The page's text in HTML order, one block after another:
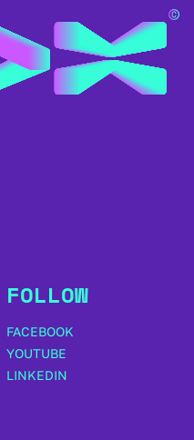
FOLLOW
FACEBOOK
YOUTUBE
LINKEDIN